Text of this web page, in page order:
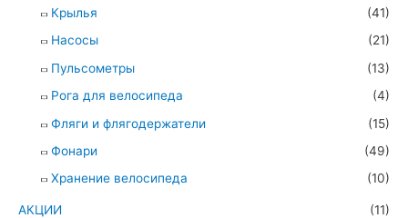
Крылья
(41)
Насосы
(21)
Пульсометры
(13)
Рога для велосипеда
(4)
Фляги и флягодержатели
(15)
Фонари
(49)
Хранение велосипеда
(10)
АКЦИИ (11)